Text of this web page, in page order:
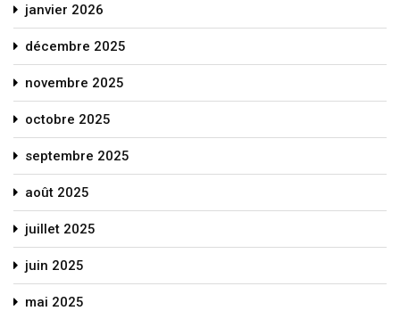
janvier 2026
décembre 2025
novembre 2025
octobre 2025
septembre 2025
août 2025
juillet 2025
juin 2025
mai 2025